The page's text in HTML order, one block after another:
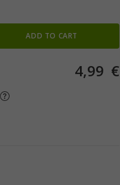
ADD TO CART
4,99 €